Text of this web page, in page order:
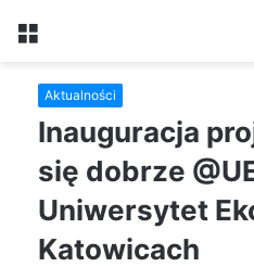
Menu
Aktualności
Inauguracja
się dobrze
Uniwersytet
Katowicach